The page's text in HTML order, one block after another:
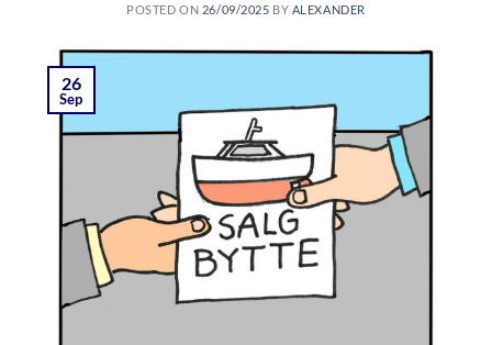
POSTED ON 26/09/2025 BY ALEXANDER
26
Sep